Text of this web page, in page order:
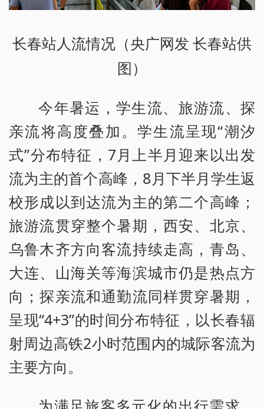
长春站人流情况（央广网发 长春站供
图）
今年暑运，学生流、旅游流、探
亲流将高度叠加。学生流呈现“潮汐
式”分布特征，7月上半月迎来以出发
流为主的首个高峰，8月下半月学生返
校形成以到达流为主的第二个高峰；
旅游流贯穿整个暑期，西安、北京、
乌鲁木齐方向客流持续走高，青岛、
大连、山海关等海滨城市仍是热点方
向；探亲流和通勤流同样贯穿暑期，
呈现“4+3”的时间分布特征，以长春辐
射周边高铁2小时范围内的城际客流为
主要方向。